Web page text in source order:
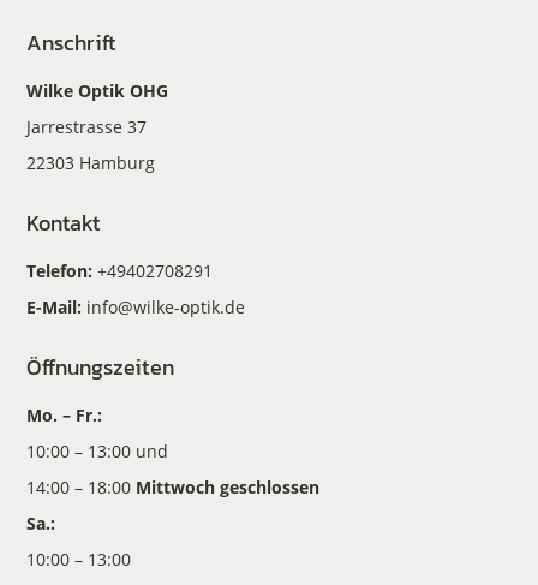
Anschrift
Wilke Optik OHG
Jarrestrasse 37
22303 Hamburg
Kontakt
Telefon:+49402708291
E-Mail: info@wilke-optik.de
Öffnungszeiten
Mo. – Fr.:
10:00 – 13:00 und
14:00 – 18:00 Mittwoch geschlossen
Sa.:
10:00 – 13:00